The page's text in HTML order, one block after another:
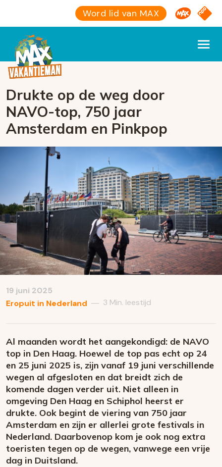
Word lid van MAX Omroep
NPO
Drukte op de weg door
NAVO-top, 750 jaar
Amsterdam en Pinkpop
19 juni 2025
Eropuit in Nederland — 3 Min. leestijd
Al maanden wordt het aangekondigd: de NAVO
top in Den Haag. Hoewel de top pas echt op 24
en 25 juni 2025 is, zijn vanaf 19 juni verschillende
wegen al afgesloten en dat breidt zich de
komende dagen verder uit. Niet alleen in
omgeving Den Haag en Schiphol heerst er
drukte. Ook begint de viering van 750 jaar
Amsterdam en zijn er allerlei grote festivals in
Nederland. Daarbovenop kom je ook nog extra
toeristen tegen op de wegen, vanwege een vrije
dag in Duitsland.